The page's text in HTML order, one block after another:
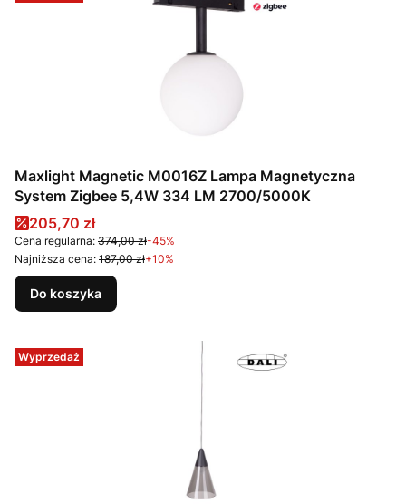
Maxlight Magnetic M0016Z Lampa Magnetyczna
System Zigbee 5,4W 334 LM 2700/5000K
Cena promocyjna
205,70 zł
Cena regularna: 374,00 zł-45%
Najniższa cena: 187,00 zł+10%
Do koszyka
Wyprzedaż